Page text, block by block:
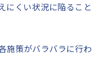
にくい状況に陥ること
施策がバラバラに行わ